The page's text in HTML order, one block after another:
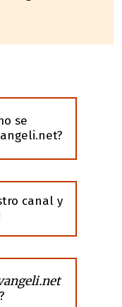
se
canal y